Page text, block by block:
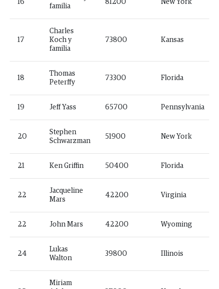
16
familia
81200 New York
17
Charles
Koch y
familia
73800 Kansas
18
Thomas
Peterffy
73300 Florida
19 Jeff Yass 65700 Pennsylvania
20
Stephen
Schwarzman
51900 New York
21 Ken Griffin 50400 Florida
22
Jacqueline
Mars
42200 Virginia
22 John Mars 42200 Wyoming
24
Lukas
Walton
39800 Illinois
Miriam